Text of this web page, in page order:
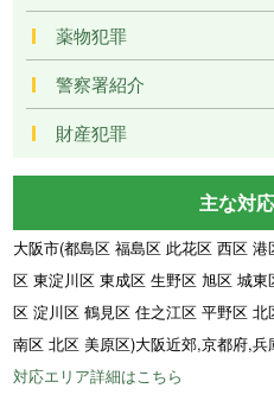
薬物犯罪
警察署紹介
財産犯罪
主な対
大阪市(都島区 福島区 此花区 西区
区 東淀川区 東成区 生野区 旭区 城
区 淀川区 鶴見区 住之江区 平野区
南区 北区 美原区)大阪近郊,京都府,
対応エリア詳細はこちら